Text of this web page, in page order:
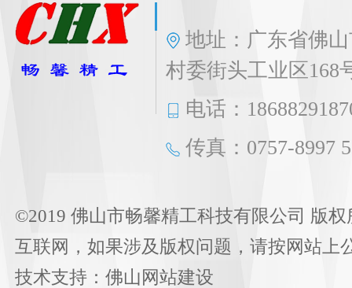
地址：广东省佛
村委街头工业区168
电话：
传真：0757-8997
©2019 佛山市畅馨精工科技有限公司 版
互联网，如果涉及版权问题，请按网站上
技术支持： 佛山网站建设